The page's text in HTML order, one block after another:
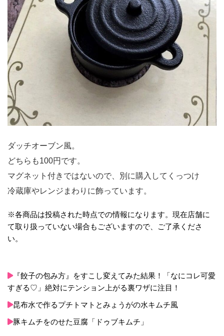
ダッチオーブン風。
どちらも100円です。
マグネット付きではないので、別に購入してくっつけ
冷蔵庫やレンジまわりに飾っています。
※各商品は投稿された時点での情報になります。現在店舗に
て取り扱っていない場合もございますので、ご了承くださ
い。
『餃子の包み方』をすこし変えてみた結果！「なにコレ可愛
すぎる♡」絶対にテンション上がる裏ワザに注目！
昆布水で作るプチトマトとみょうがの水キムチ風
豚キムチをのせた豆腐「ドゥブキムチ」